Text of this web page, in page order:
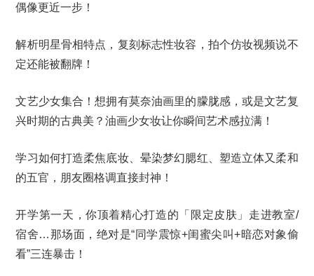
偶像更近一步！
解析明星骨相特点，复刻标志性妆容，拍个仿妆视频说不
定还能被翻牌！
文艺少女集合！想拥有莫奈油画里的朦胧感，或是文艺复
兴时期的古典美？油画少女妆让你瞬间艺术感拉满！
学习如何打造柔焦底妆、晕染梦幻腮红、塑造立体又柔和
的五官，朋友圈格调直接封神！
开学第一天，你顶着精心打造的「限定皮肤」走进教室/
宿舍…那场面，绝对是“同学震惊+闺蜜尖叫+暗恋对象偷
看”三连暴击！